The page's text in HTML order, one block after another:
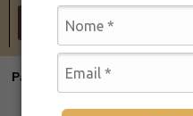
Acessar
Parcerias Institucionais